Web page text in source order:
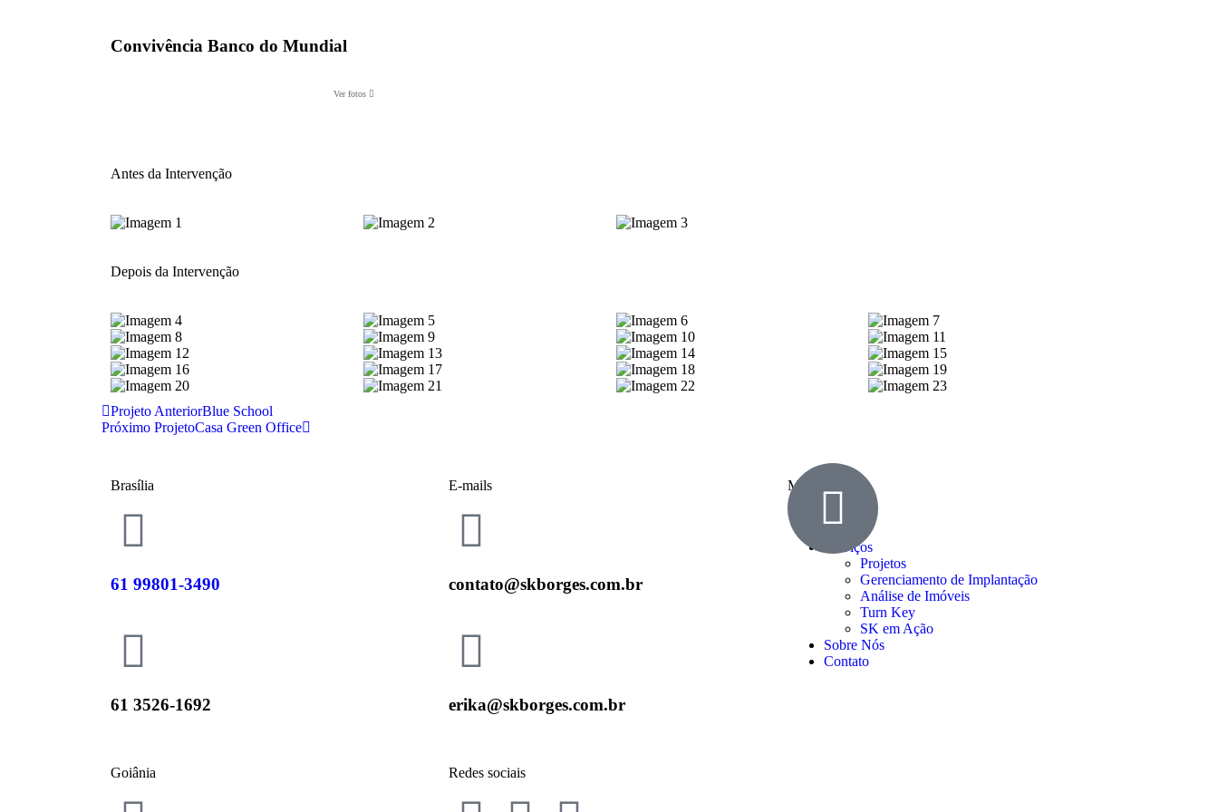
Convivência Banco do Mundial
Ver fotos
Antes da Intervenção
Depois da Intervenção
Projeto AnteriorBlue School
Próximo ProjetoCasa Green Office
Brasília
61 99801-3490
61 3526-1692
Goiânia
E-mails
contato@skborges.com.br
erika@skborges.com.br
Redes sociais
Menu
Serviços
Projetos
Gerenciamento de Implantação
Análise de Imóveis
Turn Key
SK em Ação
Sobre Nós
Contato